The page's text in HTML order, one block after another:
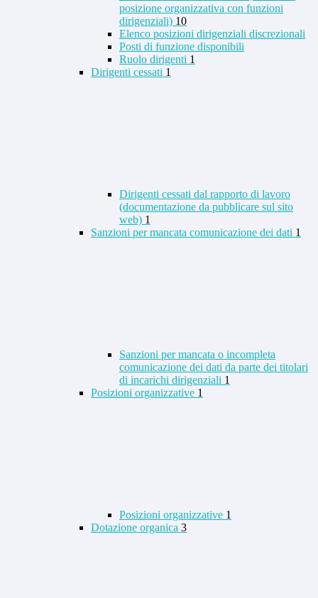
posizione organizzativa con funzioni
dirigenziali) 10
Elenco posizioni dirigenziali discrezionali
Posti di funzione disponibili
Ruolo dirigenti 1
Dirigenti cessati 1
Dirigenti cessati dal rapporto di lavoro
(documentazione da pubblicare sul sito
web) 1
Sanzioni per mancata comunicazione dei dati 1
Sanzioni per mancata o incompleta
comunicazione dei dati da parte dei titolari
di incarichi dirigenziali 1
Posizioni organizzative 1
Posizioni organizzative 1
Dotazione organica 3